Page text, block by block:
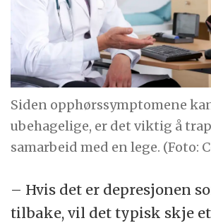
Siden opphørssymptomene
ubehagelige, er det viktig å
samarbeid med en lege. (Foto:
– Hvis det er depresjonen
tilbake, vil det typisk skje